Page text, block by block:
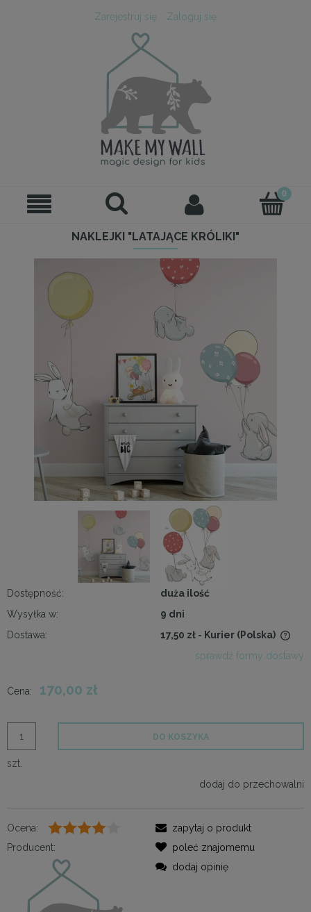
Zarejestruj się Zaloguj się
NAKLEJKI "LATAJĄCE KRÓLIKI"
Dostępność:
duża ilość
Wysyłka w:
9 dni
Dostawa:
17,50 zł - Kurier (Polska)
sprawdź formy dostawy
Cena: 170,00 zł
szt.
DO KOSZYKA
dodaj do przechowalni
Ocena:
Producent:
zapytaj o produkt
poleć znajomemu
dodaj opinię